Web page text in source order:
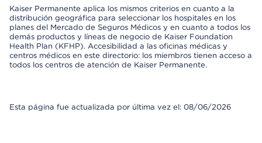
Kaiser Permanente aplica los mismos criterios en cuanto a la
distribución geográfica para seleccionar los hospitales en los
planes del Mercado de Seguros Médicos y en cuanto a todos los
demás productos y líneas de negocio de Kaiser Foundation
Health Plan (KFHP). Accesibilidad a las oficinas médicas y
centros médicos en este directorio: los miembros tienen acceso a
todos los centros de atención de Kaiser Permanente.
Esta página fue actualizada por última vez el: 08/06/2026